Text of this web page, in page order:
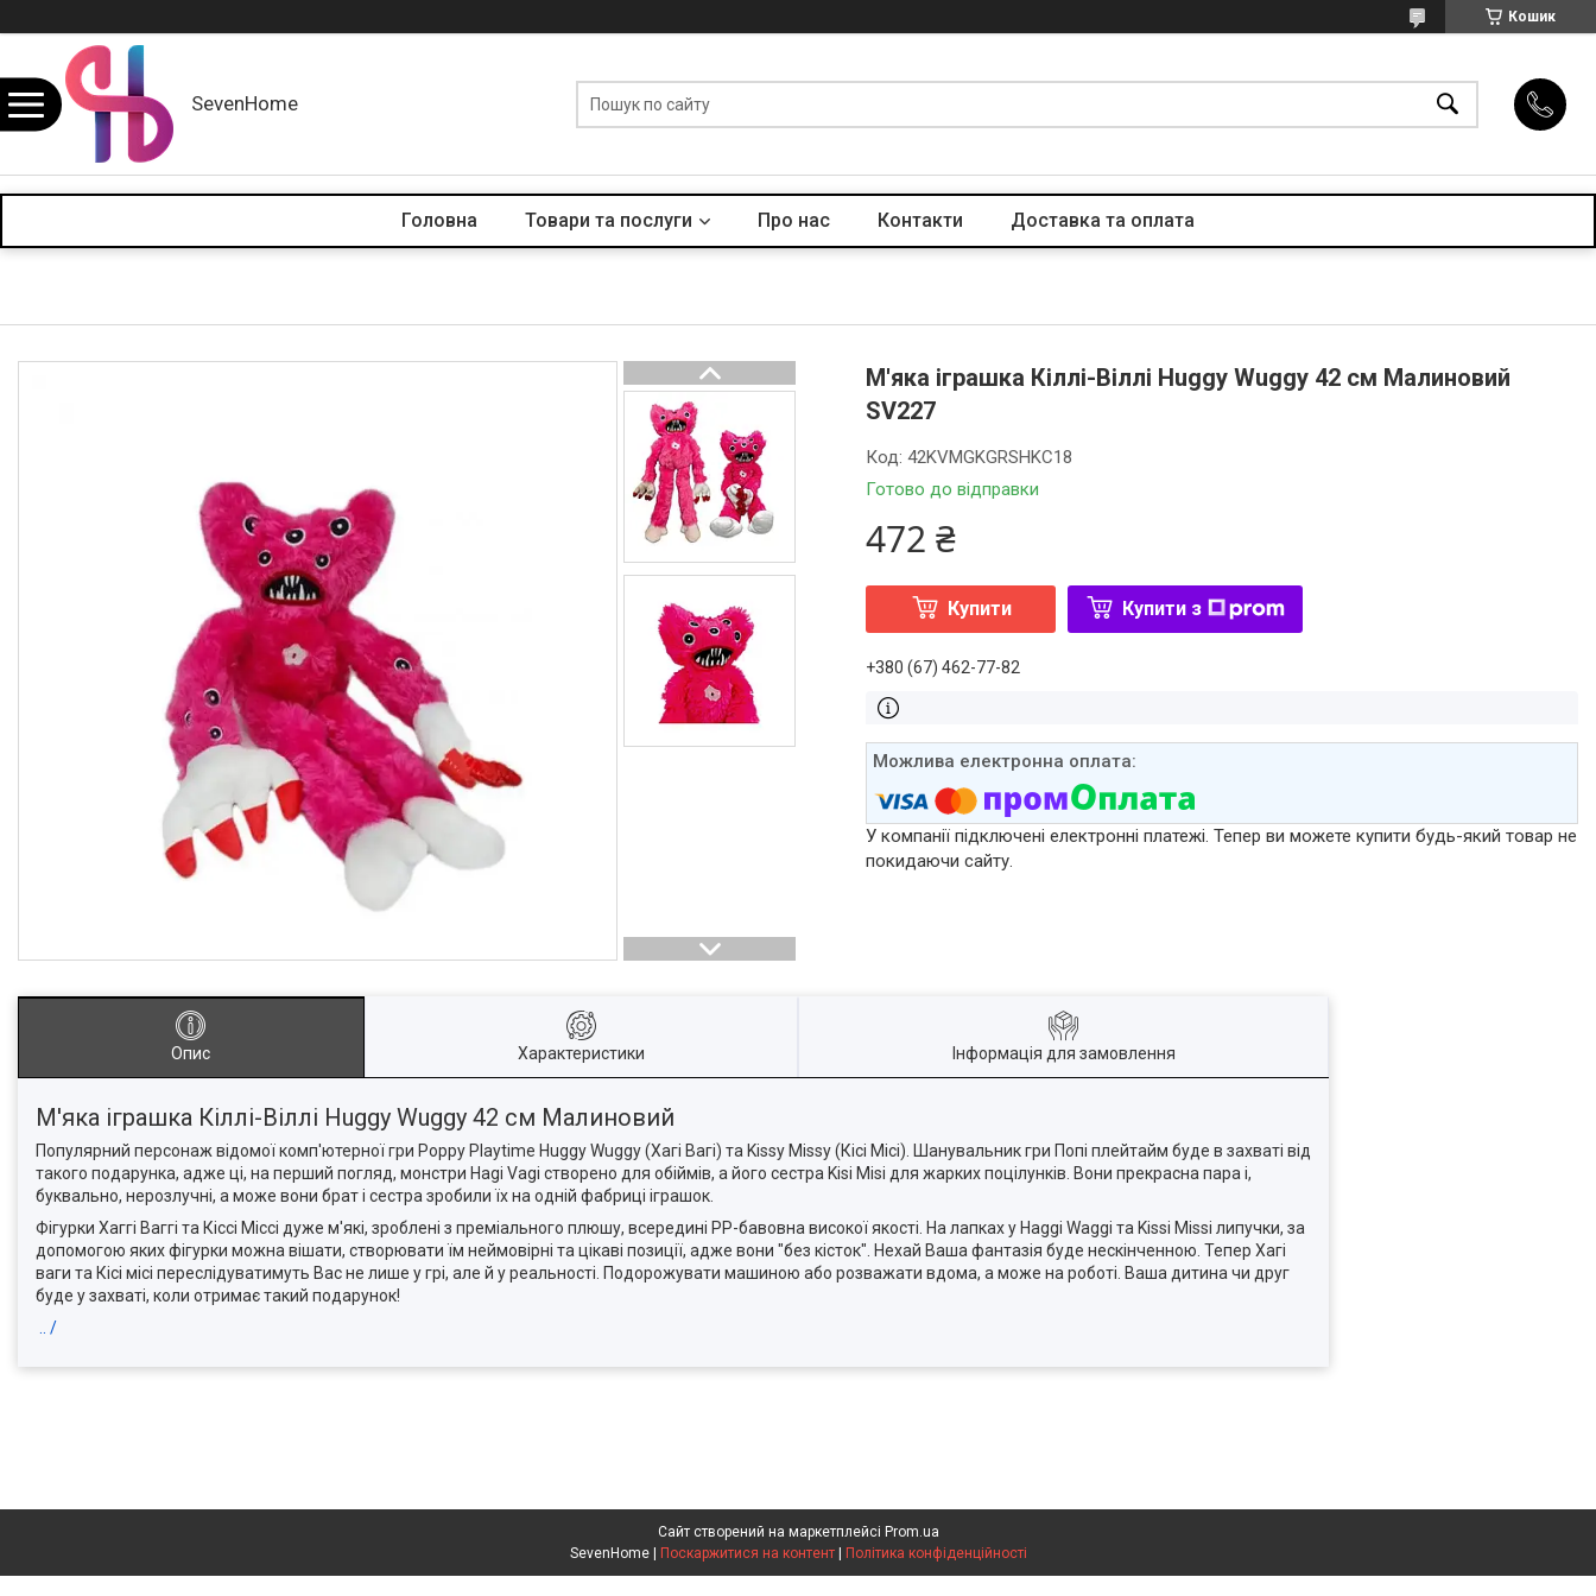
Кошик
SevenHome
Головна Товари та послуги Про нас Контакти Доставка та оплата
М'яка іграшка Кіллі-Віллі Huggy Wuggy 42 см Малиновий
SV227
Готово до відправки
Код:42KVMGKGRSHKC18
472 ₴
Купити Купити з
+380 (67) 462-77-82
У компанії підключені електронні платежі. Тепер ви можете купити будь-який товар не
покидаючи сайту.
Опис Характеристики Інформація для замовлення
М'яка іграшка Кіллі-Віллі Huggy Wuggy 42 см Малиновий
Популярний персонаж відомої комп'ютерної гри Poppy Playtime Huggy Wuggy (Хагі Вагі) та Kissy Missy (Кісі Місі). Шанувальник гри Попі плейтайм буде в захваті від
такого подарунка, адже ці, на перший погляд, монстри Hagi Vagi створено для обіймів, а його сестра Kisi Misi для жарких поцілунків. Вони прекрасна пара і,
буквально, нерозлучні, а може вони брат і сестра зробили їх на одній фабриці іграшок.
Фігурки Хаггі Ваггі та Кіссі Міссі дуже м'які, зроблені з преміального плюшу, всередині PP-бавовна високої якості. На лапках у Haggi Waggi та Kissi Missi липучки, за
допомогою яких фігурки можна вішати, створювати їм неймовірні та цікаві позиції, адже вони "без кісток". Нехай Ваша фантазія буде нескінченною. Тепер Хагі
ваги та Кісі місі переслідуватимуть Вас не лише у грі, але й у реальності. Подорожувати машиною або розважати вдома, а може на роботі. Ваша дитина чи друг
буде у захваті, коли отримає такий подарунок!
.. /
Сайт створений на маркетплейсі Prom.ua
SevenHome | Поскаржитися на контент | Політика конфіденційності